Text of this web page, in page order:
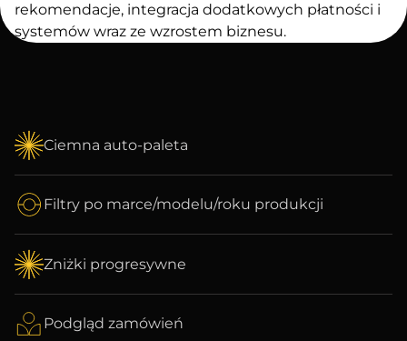
rekomendacje, integracja dodatkowych płatności i
systemów wraz ze wzrostem biznesu.
Ciemna auto-paleta
Filtry po marce/modelu/roku produkcji
Zniżki progresywne
Podgląd zamówień